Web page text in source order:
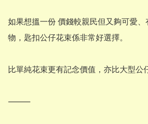
如果想搵一份 價錢較親民但又夠可愛
物，匙扣公仔花束係非常好選擇。
比單純花束更有記念價值，亦比大型公
⸻